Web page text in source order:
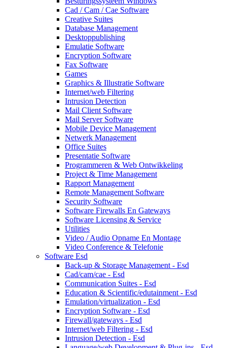
Cad / Cam / Cae Software
Creative Suites
Database Management
Desktoppublishing
Emulatie Software
Encryption Software
Fax Software
Games
Graphics & Illustratie Software
Internet/web Filtering
Intrusion Detection
Mail Client Software
Mail Server Software
Mobile Device Management
Netwerk Management
Office Suites
Presentatie Software
Programmeren & Web Ontwikkeling
Project & Time Management
Rapport Management
Remote Management Software
Security Software
Software Firewalls En Gateways
Software Licensing & Service
Utilities
Video / Audio Opname En Montage
Video Conference & Telefonie
Software Esd
Back-up & Storage Management - Esd
Cad/cam/cae - Esd
Communication Suites - Esd
Education & Scientific/edutainment - Esd
Emulation/virtualization - Esd
Encryption Software - Esd
Firewall/gateways - Esd
Internet/web Filtering - Esd
Intrusion Detection - Esd